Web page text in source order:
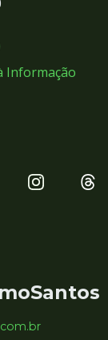
Informação